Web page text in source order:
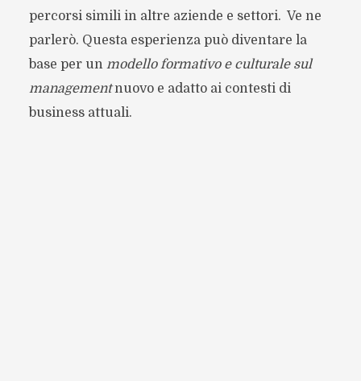
percorsi simili in altre aziende e settori. Ve ne
parlerò. Questa esperienza può diventare la
base per un modello formativo e culturale sul
managementnuovo e adatto ai contesti di
business attuali.